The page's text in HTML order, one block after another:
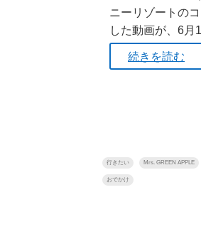
ニーリゾートの
した動画が、6
続きを読む
行きたい Mrs. GREEN APPLE
おでかけ